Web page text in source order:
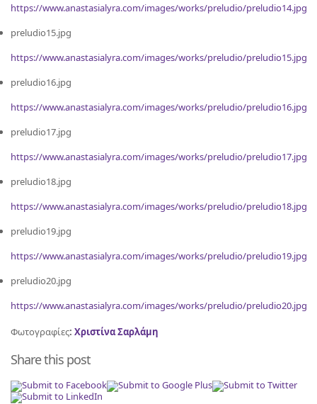
https://www.anastasialyra.com/images/works/preludio/preludio14.jpg
preludio15.jpg
https://www.anastasialyra.com/images/works/preludio/preludio15.jpg
preludio16.jpg
https://www.anastasialyra.com/images/works/preludio/preludio16.jpg
preludio17.jpg
https://www.anastasialyra.com/images/works/preludio/preludio17.jpg
preludio18.jpg
https://www.anastasialyra.com/images/works/preludio/preludio18.jpg
preludio19.jpg
https://www.anastasialyra.com/images/works/preludio/preludio19.jpg
preludio20.jpg
https://www.anastasialyra.com/images/works/preludio/preludio20.jpg
Φωτογραφίες: Χριστίνα Σαρλάμη
Share this post